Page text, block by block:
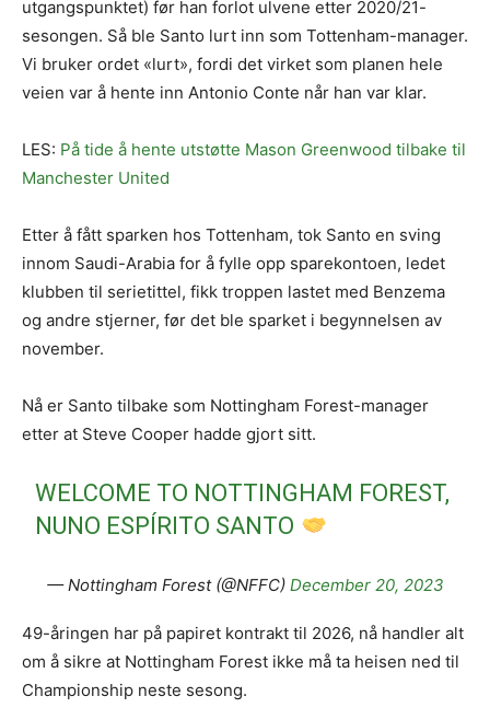
utgangspunktet) før han forlot ulvene etter 2020/21-
sesongen. Så ble Santo lurt inn som Tottenham-manager.
Vi bruker ordet «lurt», fordi det virket som planen hele
veien var å hente inn Antonio Conte når han var klar.
LES: På tide å hente utstøtte Mason Greenwood tilbake til
Manchester United
Etter å fått sparken hos Tottenham, tok Santo en sving
innom Saudi-Arabia for å fylle opp sparekontoen, ledet
klubben til serietittel, fikk troppen lastet med Benzema
og andre stjerner, før det ble sparket i begynnelsen av
november.
Nå er Santo tilbake som Nottingham Forest-manager
etter at Steve Cooper hadde gjort sitt.
WELCOME TO NOTTINGHAM FOREST,
NUNO ESPÍRITO SANTO
— Nottingham Forest (@NFFC) December 20, 2023
49-åringen har på papiret kontrakt til 2026, nå handler alt
om å sikre at Nottingham Forest ikke må ta heisen ned til
Championship neste sesong.